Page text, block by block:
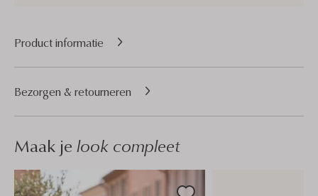
Product informatie
Bezorgen & retourneren
Maak je look compleet